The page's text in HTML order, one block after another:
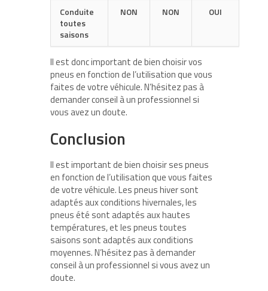
Conduite
toutes
saisons
NON NON OUI
Il est donc important de bien choisir vos
pneus en fonction de l’utilisation que vous
faites de votre véhicule. N’hésitez pas à
demander conseil à un professionnel si
vous avez un doute.
Conclusion
Il est important de bien choisir ses pneus
en fonction de l’utilisation que vous faites
de votre véhicule. Les pneus hiver sont
adaptés aux conditions hivernales, les
pneus été sont adaptés aux hautes
températures, et les pneus toutes
saisons sont adaptés aux conditions
moyennes. N’hésitez pas à demander
conseil à un professionnel si vous avez un
doute.